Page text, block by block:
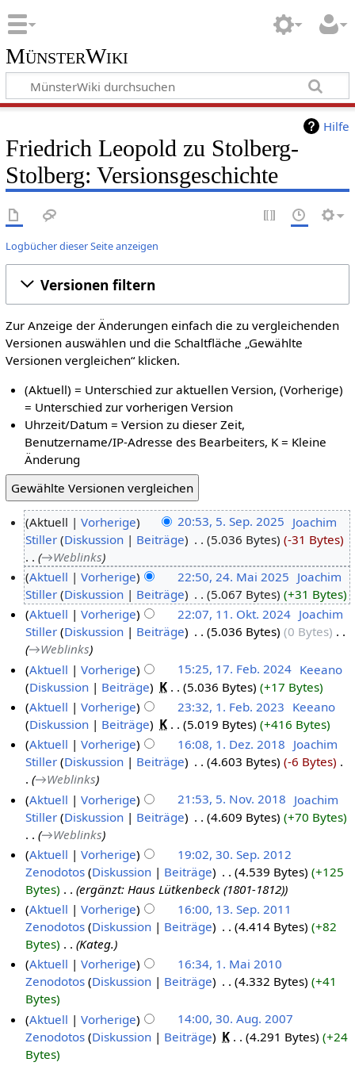
MünsterWiki
Hilfe
Friedrich Leopold zu Stolberg-
Stolberg: Versionsgeschichte
Logbücher dieser Seite anzeigen
Versionen filtern
Zur Anzeige der Änderungen einfach die zu vergleichenden
Versionen auswählen und die Schaltfläche „Gewählte
Versionen vergleichen“ klicken.
(Aktuell) = Unterschied zur aktuellen Version, (Vorherige)
= Unterschied zur vorherigen Version
Uhrzeit/Datum = Version zu dieser Zeit,
Benutzername/IP-Adresse des Bearbeiters, K = Kleine
Änderung
Aktuell Vorherige 20:53, 5. Sep. 2025 Joachim
Stiller Diskussion Beiträge 5.036 Bytes
-31 Bytes
→‎Weblinks
Aktuell
Vorherige 22:50, 24. Mai 2025 Joachim
Stiller Diskussion Beiträge 5.067 Bytes
+31 Bytes
Aktuell
Vorherige 22:07, 11. Okt. 2024‎ Joachim
Stiller Diskussion Beiträge 5.036 Bytes 0 Bytes
→‎Weblinks
Aktuell
Vorherige 15:25, 17. Feb. 2024‎ Keeano
Diskussion
Beiträge K 5.036 Bytes
+17 Bytes
Aktuell
Vorherige 23:32, 1. Feb. 2023 Keeano
Diskussion
Beiträge K 5.019 Bytes
+416 Bytes
Aktuell
Vorherige 16:08, 1. Dez. 2018 Joachim
Stiller Diskussion Beiträge 4.603 Bytes -6 Bytes
→‎Weblinks
Aktuell
Vorherige 21:53, 5. Nov. 2018 Joachim
Stiller Diskussion Beiträge 4.609 Bytes
+70 Bytes
→‎Weblinks
Aktuell
Vorherige
19:02, 30. Sep. 2012
Zenodotos Diskussion Beiträge 4.539 Bytes
+125
Bytes
ergänzt: Haus Lütkenbeck (1801-1812)
Aktuell
Vorherige
16:00, 13. Sep. 2011
Zenodotos Diskussion Beiträge 4.414 Bytes
+82
Bytes
Kateg.
Aktuell
Vorherige
16:34, 1. Mai 2010
Zenodotos Diskussion Beiträge 4.332 Bytes
+41
Bytes
Aktuell
Vorherige
14:00, 30. Aug. 2007
Zenodotos Diskussion Beiträge K 4.291 Bytes
+24
Bytes